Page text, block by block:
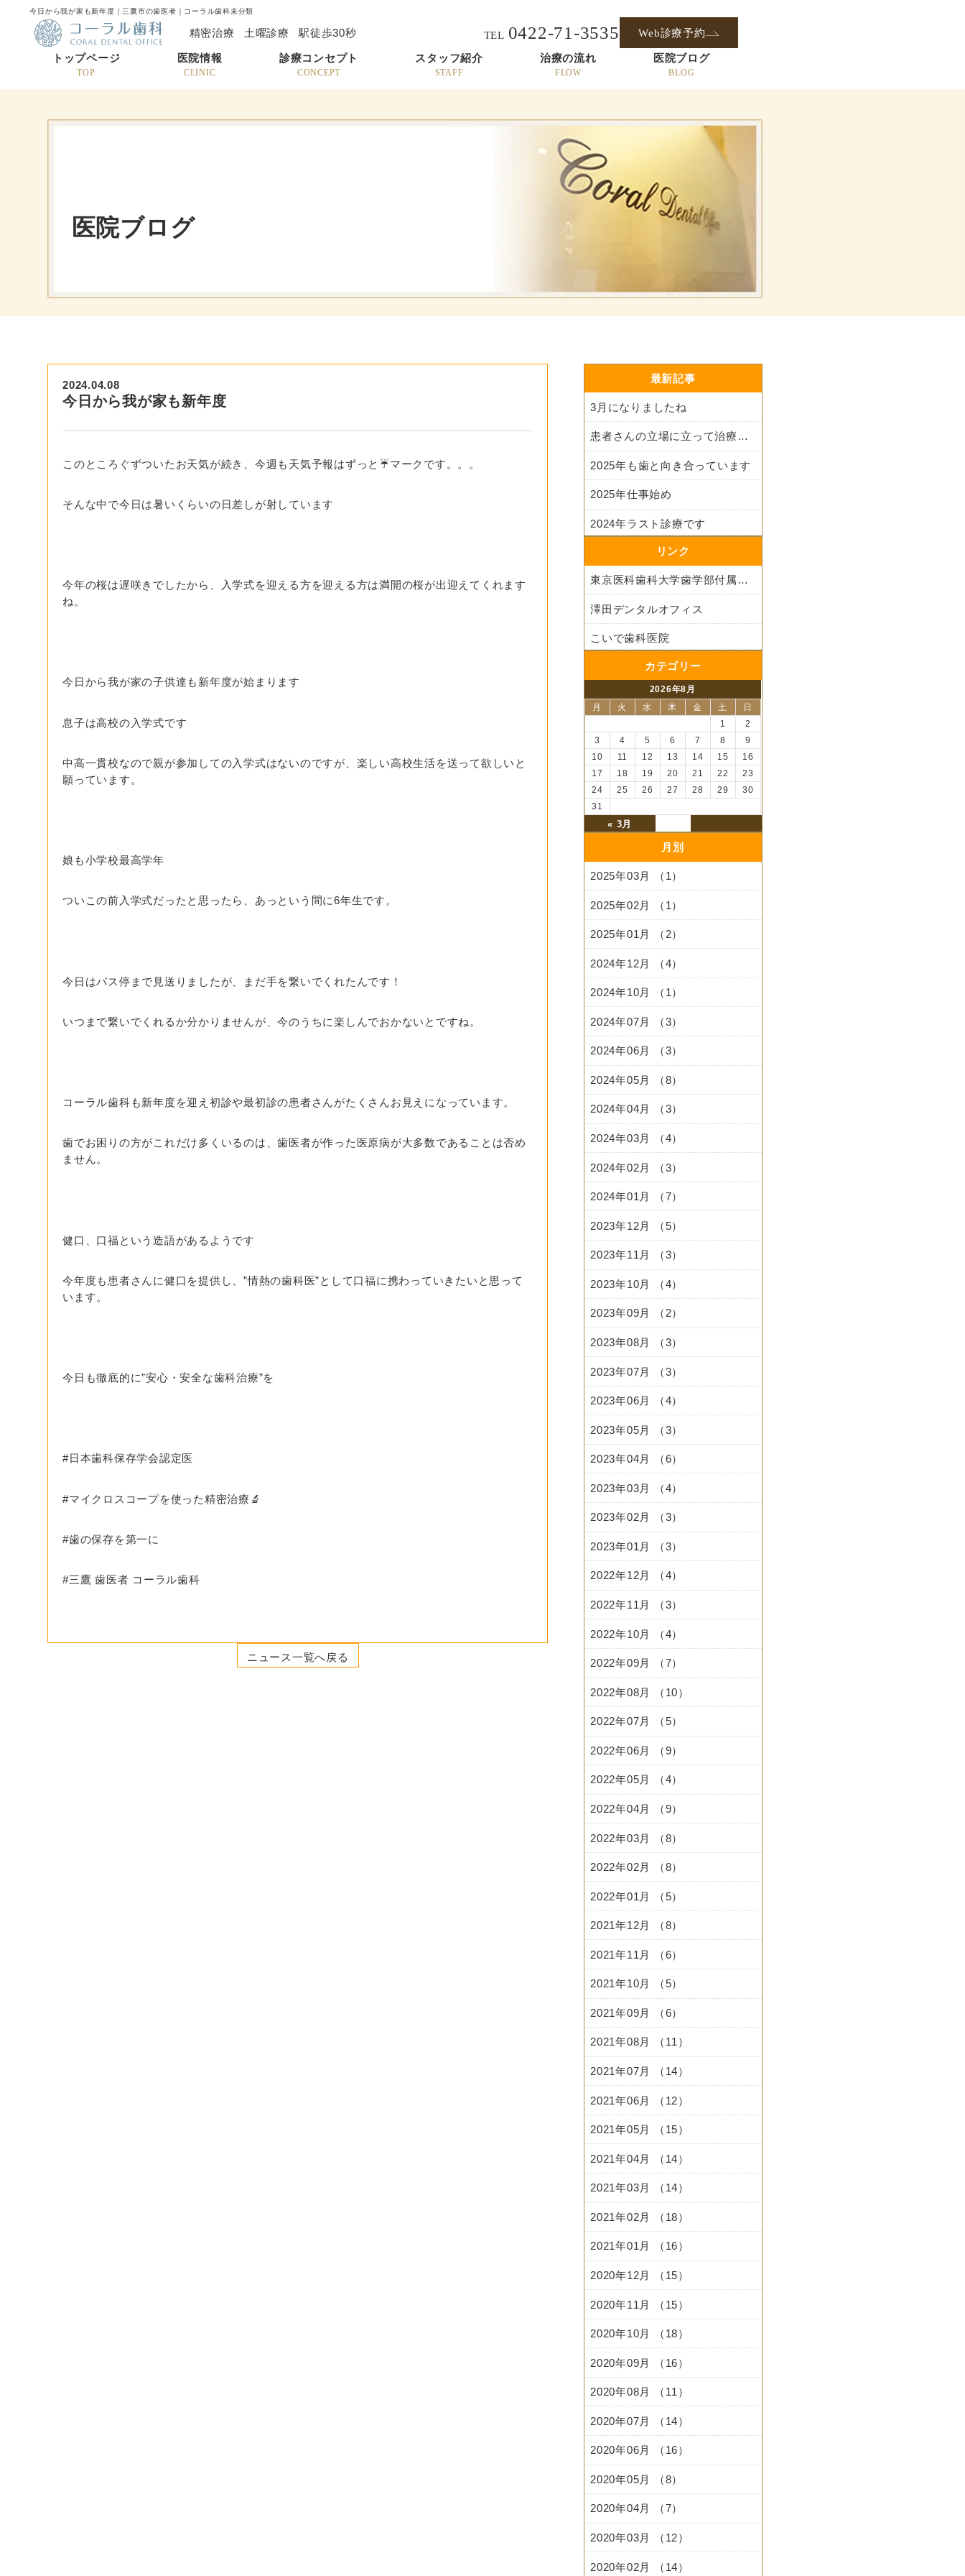
今日から我が家も新年度｜三鷹市の歯医者｜コーラル歯科未分類
精密治療 土曜診療 駅徒歩30秒 TEL 0422-71-3535 Web診療予約
トップページ
TOP
医院情報
CLINIC
診療コンセプト
CONCEPT
スタッフ紹介
STAFF
治療の流れ
FLOW
医院ブログ
BLOG
医院ブログ
2024.04.08
今日から我が家も新年度
このところぐずついたお天気が続き、今週も天気予報はずっと☔️マークです。。。
そんな中で今日は暑いくらいの日差しが射しています
今年の桜は遅咲きでしたから、入学式を迎える方を迎える方は満開の桜が出迎えてくれます
ね。
今日から我が家の子供達も新年度が始まります
息子は高校の入学式です
中高一貫校なので親が参加しての入学式はないのですが、楽しい高校生活を送って欲しいと
願っています。
娘も小学校最高学年
ついこの前入学式だったと思ったら、あっという間に6年生です。
今日はバス停まで見送りましたが、まだ手を繋いでくれたんです！
いつまで繋いでくれるか分かりませんが、今のうちに楽しんでおかないとですね。
コーラル歯科も新年度を迎え初診や最初診の患者さんがたくさんお見えになっています。
歯でお困りの方がこれだけ多くいるのは、歯医者が作った医原病が大多数であることは否め
ません。
健口、口福という造語があるようです
今年度も患者さんに健口を提供し、”情熱の歯科医”として口福に携わっていきたいと思って
います。
今日も徹底的に”安心・安全な歯科治療”を
#日本歯科保存学会認定医
#マイクロスコープを使った精密治療 🔬
#歯の保存を第一に
#三鷹 歯医者 コーラル歯科
ニュース一覧へ戻る
最新記事
3月になりましたね
患者さんの立場に立って治療法を考える
2025年も歯と向き合っています
2025年仕事始め
2024年ラスト診療です
リンク
東京医科歯科大学歯学部付属病院
澤田デンタルオフィス
こいで歯科医院
カテゴリー
2026年8月
月
火 水 木 金 土
日
1
2
3
4 5 6 7 8
9
10
11 12 13 14 15
16
17
18 19 20 21 22
23
24
25 26 27 28 29
30
31
« 3月
月別
2025年03月 （1）
2025年02月 （1）
2025年01月 （2）
2024年12月 （4）
2024年10月 （1）
2024年07月 （3）
2024年06月 （3）
2024年05月 （8）
2024年04月 （3）
2024年03月 （4）
2024年02月 （3）
2024年01月 （7）
2023年12月 （5）
2023年11月 （3）
2023年10月 （4）
2023年09月 （2）
2023年08月 （3）
2023年07月 （3）
2023年06月 （4）
2023年05月 （3）
2023年04月 （6）
2023年03月 （4）
2023年02月 （3）
2023年01月 （3）
2022年12月 （4）
2022年11月 （3）
2022年10月 （4）
2022年09月 （7）
2022年08月 （10）
2022年07月 （5）
2022年06月 （9）
2022年05月 （4）
2022年04月 （9）
2022年03月 （8）
2022年02月 （8）
2022年01月 （5）
2021年12月 （8）
2021年11月 （6）
2021年10月 （5）
2021年09月 （6）
2021年08月 （11）
2021年07月 （14）
2021年06月 （12）
2021年05月 （15）
2021年04月 （14）
2021年03月 （14）
2021年02月 （18）
2021年01月 （16）
2020年12月 （15）
2020年11月 （15）
2020年10月 （18）
2020年09月 （16）
2020年08月 （11）
2020年07月 （14）
2020年06月 （16）
2020年05月 （8）
2020年04月 （7）
2020年03月 （12）
2020年02月 （14）